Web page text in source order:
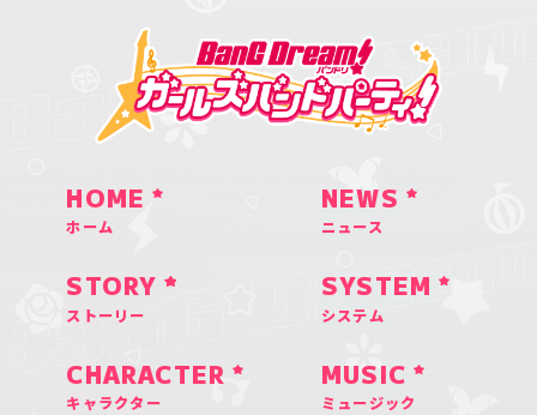
HOME
ホーム
NEWS
ニュース
STORY
ストーリー
SYSTEM
システム
CHARACTER
キャラクター
MUSIC
ミュージック